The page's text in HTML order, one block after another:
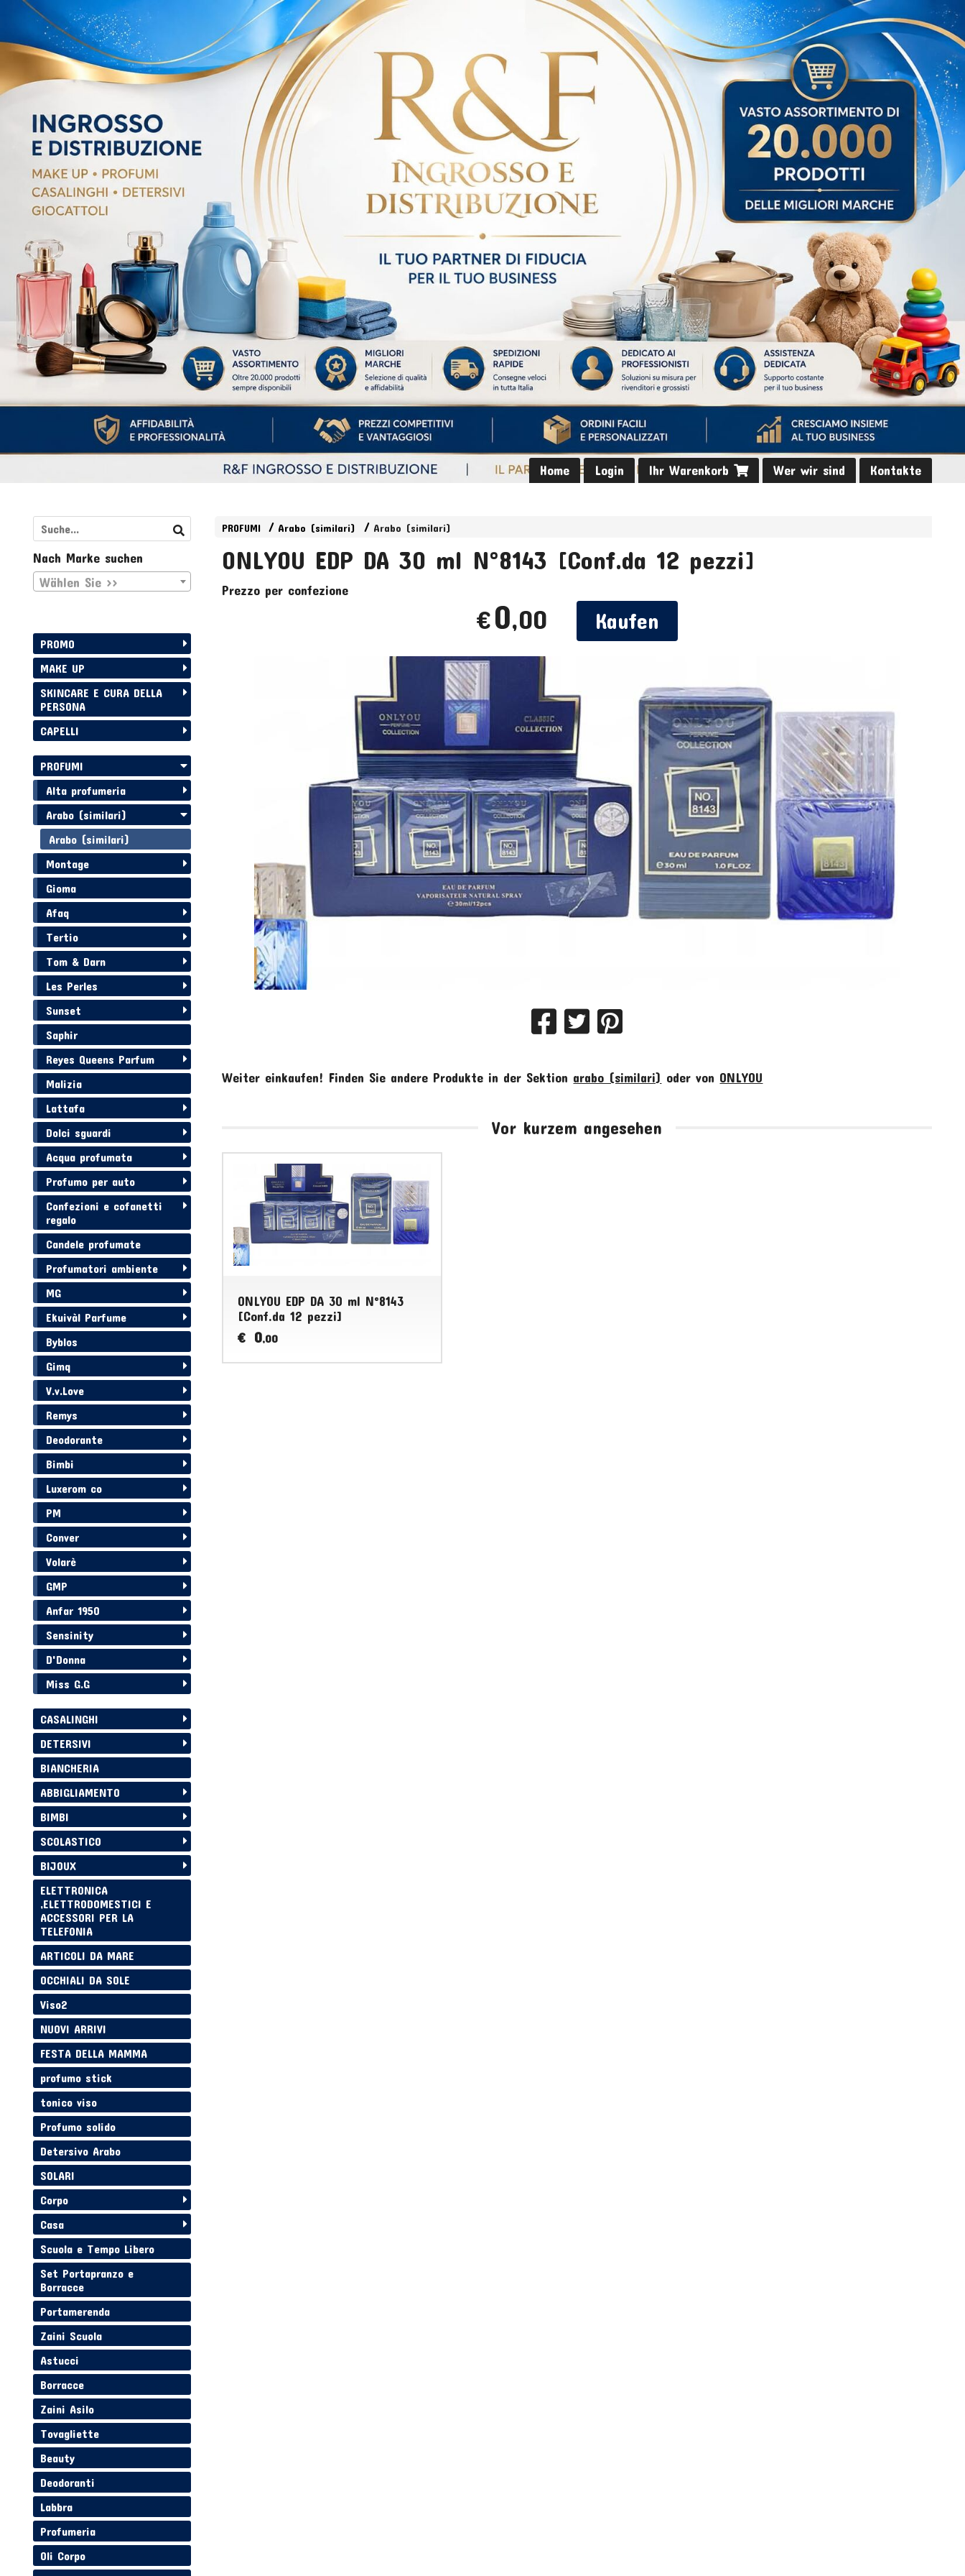
Home Login Ihr Warenkorb Wer wir sind Kontakte
PROFUMI Arabo (similari) Arabo (similari)
ONLYOU EDP DA 30 ml N°8143 [Conf.da 12 pezzi]
Prezzo per confezione
€0,00 Kaufen
Weiter einkaufen! Finden Sie andere Produkte in der Sektion arabo (similari) oder von ONLYOU
Vor kurzem angesehen
ONLYOU EDP DA 30 ml N°8143
[Conf.da 12 pezzi]
€ 0,00
Nach Marke suchen
Wählen Sie >>
PROMO
MAKE UP
SKINCARE E CURA DELLA
PERSONA
CAPELLI
PROFUMI
Alta profumeria
Arabo (similari)
Arabo (similari)
Montage
Gioma
Afaq
Tertio
Tom & Darn
Les Perles
Sunset
Saphir
Reyes Queens Parfum
Malizia
Lattafa
Dolci sguardi
Acqua profumata
Profumo per auto
Confezioni e cofanetti
regalo
Candele profumate
Profumatori ambiente
MG
Ekuivàl Parfume
Byblos
Gimq
V.v.Love
Remys
Deodorante
Bimbi
Luxerom co
PM
Conver
Volarè
GMP
Anfar 1950
Sensinity
D'Donna
Miss G.G
CASALINGHI
DETERSIVI
BIANCHERIA
ABBIGLIAMENTO
BIMBI
SCOLASTICO
BIJOUX
ELETTRONICA
,ELETTRODOMESTICI E
ACCESSORI PER LA
TELEFONIA
ARTICOLI DA MARE
OCCHIALI DA SOLE
Viso2
NUOVI ARRIVI
FESTA DELLA MAMMA
profumo stick
tonico viso
Profumo solido
Detersivo Arabo
SOLARI
Corpo
Casa
Scuola e Tempo Libero
Set Portapranzo e
Borracce
Portamerenda
Zaini Scuola
Astucci
Borracce
Zaini Asilo
Tovagliette
Beauty
Deodoranti
Labbra
Profumeria
Oli Corpo